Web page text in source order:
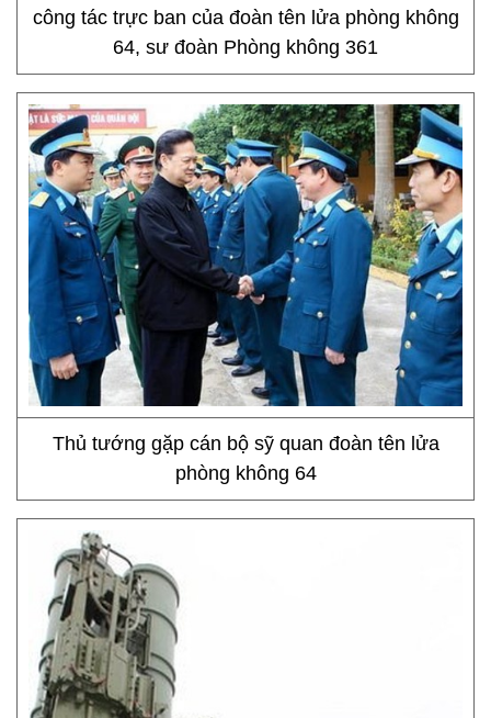
công tác trực ban của đoàn tên lửa phòng không
64, sư đoàn Phòng không 361
Thủ tướng gặp cán bộ sỹ quan đoàn tên lửa
phòng không 64